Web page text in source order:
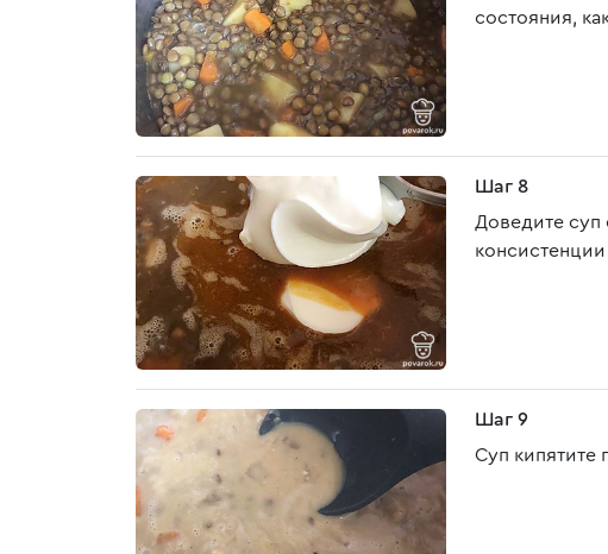
состояния,
Шаг 8
Доведите суп
Шаг 9
Суп кипятите